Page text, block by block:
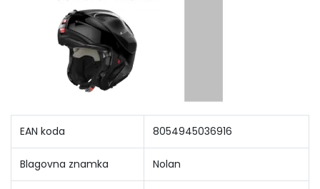
EAN koda 8054945036916
Blagovna znamka Nolan